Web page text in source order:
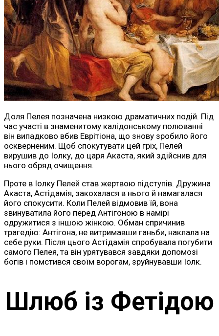
Доля Пелея позначена низкою драматичних подій. Під
час участі в знаменитому калідонському полюванні
він випадково вбив Еврітіона, що знову зробило його
оскверненим. Щоб спокутувати цей гріх, Пелей
вирушив до Іолку, до царя Акаста, який здійснив для
нього обряд очищення.
Проте в Іолку Пелей став жертвою підступів. Дружина
Акаста, Астідамія, закохалася в нього й намагалася
його спокусити. Коли Пелей відмовив їй, вона
звинуватила його перед Антігоною в намірі
одружитися з іншою жінкою. Обман спричинив
трагедію: Антігона, не витримавши ганьби, наклала на
себе руки. Після цього Астідамія спробувала погубити
самого Пелея, та він урятувався завдяки допомозі
богів і помстився своїм ворогам, зруйнувавши Іолк.
Шлюб із Фетідою